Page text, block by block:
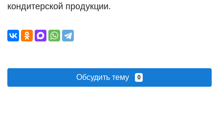
кондитерской продукции.
Обсудить тему 0